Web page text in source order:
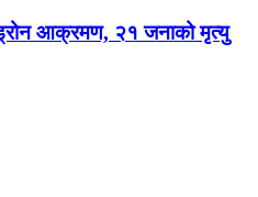
ड्रोन आक्रमण, २१ जनाको मृत्यु